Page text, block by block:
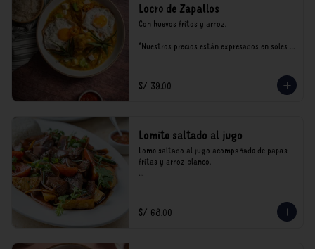
Locro de Zapallos
Con huevos fritos y arroz.
*Nuestros precios están expresados en soles e
S/ 39.00
Lomito saltado al jugo
Lomo saltado al jugo acompañado de papas
fritas y arroz blanco.
consumo.
S/ 68.00